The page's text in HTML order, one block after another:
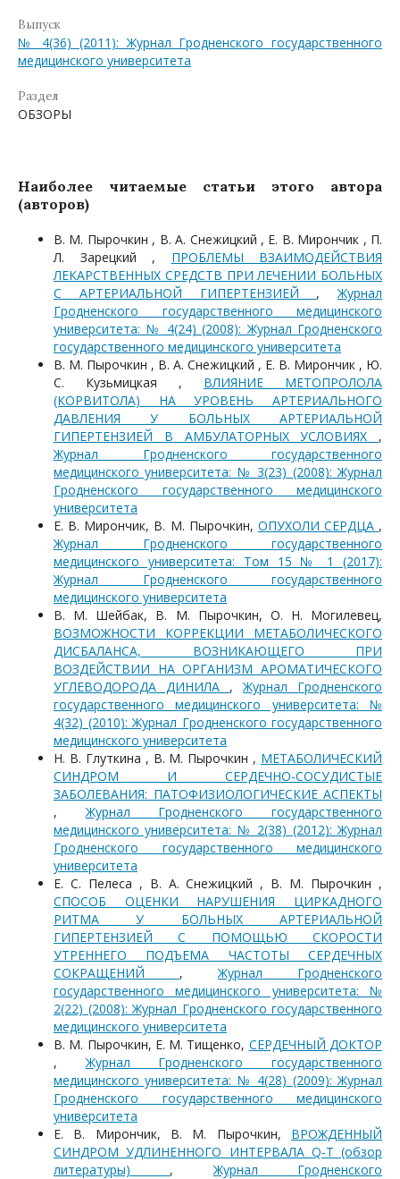
Выпуск
№ 4(36) (2011): Журнал Гродненского государственного
медицинского университета
Раздел
ОБЗОРЫ
Наиболее читаемые статьи этого автора
(авторов)
В. М. Пырочкин , В. А. Снежицкий , Е. В. Мирончик , П.
Л. Зарецкий , ПРОБЛЕМЫ ВЗАИМОДЕЙСТВИЯ
ЛЕКАРСТВЕННЫХ СРЕДСТВ ПРИ ЛЕЧЕНИИ БОЛЬНЫХ
С АРТЕРИАЛЬНОЙ ГИПЕРТЕНЗИЕЙ , Журнал
Гродненского государственного медицинского
университета: № 4(24) (2008): Журнал Гродненского
государственного медицинского университета
В. М. Пырочкин , В. А. Снежицкий , Е. В. Мирончик , Ю.
С. Кузьмицкая , ВЛИЯНИЕ МЕТОПРОЛОЛА
(КОРВИТОЛА) НА УРОВЕНЬ АРТЕРИАЛЬНОГО
ДАВЛЕНИЯ У БОЛЬНЫХ АРТЕРИАЛЬНОЙ
ГИПЕРТЕНЗИЕЙ В АМБУЛАТОРНЫХ УСЛОВИЯХ ,
Журнал Гродненского государственного
медицинского университета: № 3(23) (2008): Журнал
Гродненского государственного медицинского
университета
Е. В. Мирончик, В. М. Пырочкин, ОПУХОЛИ СЕРДЦА ,
Журнал Гродненского государственного
медицинского университета: Том 15 № 1 (2017):
Журнал Гродненского государственного
медицинского университета
В. М. Шейбак, В. М. Пырочкин, О. Н. Могилевец,
ВОЗМОЖНОСТИ КОРРЕКЦИИ МЕТАБОЛИЧЕСКОГО
ДИСБАЛАНСА, ВОЗНИКАЮЩЕГО ПРИ
ВОЗДЕЙСТВИИ НА ОРГАНИЗМ АРОМАТИЧЕСКОГО
УГЛЕВОДОРОДА ДИНИЛА , Журнал Гродненского
государственного медицинского университета: №
4(32) (2010): Журнал Гродненского государственного
медицинского университета
Н. В. Глуткина , В. М. Пырочкин , МЕТАБОЛИЧЕСКИЙ
СИНДРОМ И СЕРДЕЧНО-СОСУДИСТЫЕ
ЗАБОЛЕВАНИЯ: ПАТОФИЗИОЛОГИЧЕСКИЕ АСПЕКТЫ
, Журнал Гродненского государственного
медицинского университета: № 2(38) (2012): Журнал
Гродненского государственного медицинского
университета
Е. С. Пелеса , В. А. Снежицкий , В. М. Пырочкин ,
СПОСОБ ОЦЕНКИ НАРУШЕНИЯ ЦИРКАДНОГО
РИТМА У БОЛЬНЫХ АРТЕРИАЛЬНОЙ
ГИПЕРТЕНЗИЕЙ С ПОМОЩЬЮ СКОРОСТИ
УТРЕННЕГО ПОДЪЕМА ЧАСТОТЫ СЕРДЕЧНЫХ
СОКРАЩЕНИЙ , Журнал Гродненского
государственного медицинского университета: №
2(22) (2008): Журнал Гродненского государственного
медицинского университета
В. М. Пырочкин, Е. М. Тищенко, СЕРДЕЧНЫЙ ДОКТОР
, Журнал Гродненского государственного
медицинского университета: № 4(28) (2009): Журнал
Гродненского государственного медицинского
университета
Е. В. Мирончик, В. М. Пырочкин, ВРОЖДЕННЫЙ
СИНДРОМ УДЛИНЕННОГО ИНТЕРВАЛА Q-T (обзор
литературы) , Журнал Гродненского